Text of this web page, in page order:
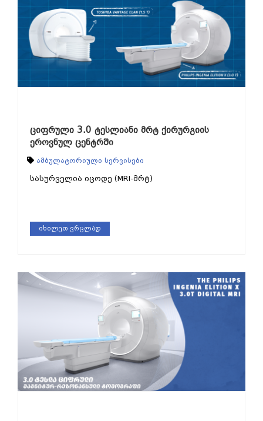
ციფრული 3.0 ტესლიანი მრტ ქირურგიის
ეროვნულ ცენტრში
ამბულატორიული სერვისები
სასურველია იცოდე (MRI-მრტ)
იხილეთ ვრცლად